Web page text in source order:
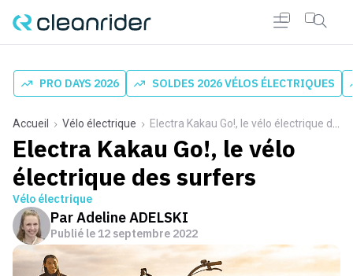
PRO DAYS 2026 SOLDES 2026 VÉLOS ÉLECTRIQUES
Accueil Vélo électrique Electra Kakau Go!, le vélo électrique des surfers
Electra Kakau Go!, le vélo
électrique des surfers
Vélo électrique
ParAdeline ADELSKI
Publié le12 septembre 2022